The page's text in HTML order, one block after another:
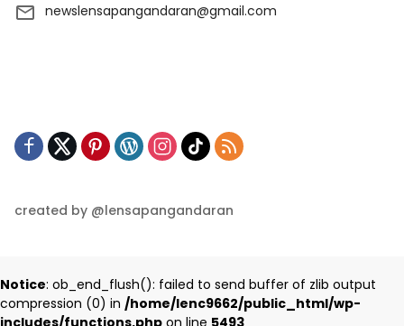
newslensapangandaran@gmail.com
created by @lensapangandaran
Notice: ob_end_flush(): failed to send buffer of zlib output
compression (0) in /home/lenc9662/public_html/wp-
includes/functions.php on line 5493